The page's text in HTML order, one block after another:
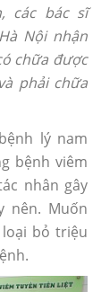
các bác sĩ
Nội nhận
chữa được
phải chữa
lý nam
bệnh viêm
nhân gây
nên. Muốn
bỏ triệu